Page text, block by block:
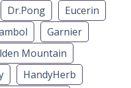
Dr.Pong
Eucerin
Garnier
Mountain
HandyHerb